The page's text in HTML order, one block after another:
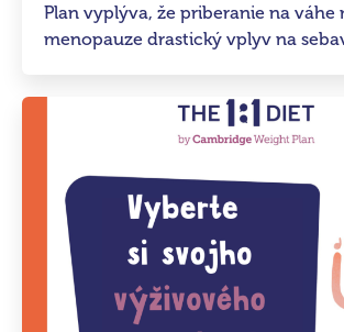
Plan vyplýva, že priberanie na váhe
menopauze drastický vplyv na
jej sebavedomie najnižšie za celý